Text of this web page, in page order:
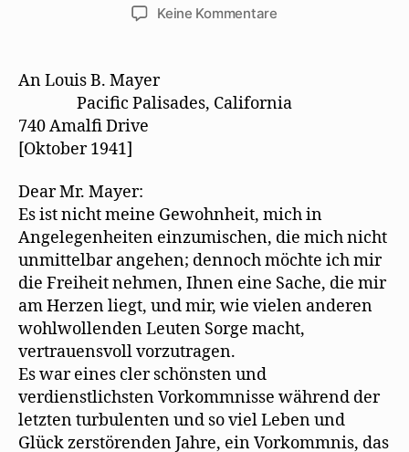
Keine Kommentarezu
sich
für
An Louis B. Mayer
Pacific Palisades, California
740 Amalﬁ Drive
[Oktober 1941]
Dear Mr. Mayer:
Es ist nicht meine Gewohnheit, mich in
Angelegenheiten einzumischen, die mich nicht
unmittelbar angehen; dennoch möchte ich mir
die Freiheit nehmen, Ihnen eine Sache, die mir
am Herzen liegt, und mir, wie vielen anderen
wohlwollenden Leuten Sorge macht,
vertrauensvoll vorzutragen.
Es war eines cler schönsten und
verdienstlichsten Vorkommnisse während der
letzten turbulenten und so viel Leben und
Glück zerstörenden Jahre, ein Vorkommnis, das